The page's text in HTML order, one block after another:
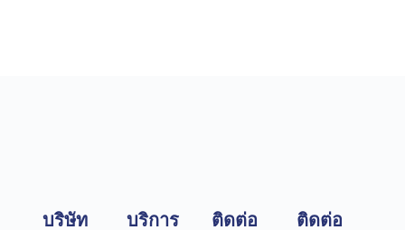
บริษัท
บริการ
ติดต่อ
ติดต่อ